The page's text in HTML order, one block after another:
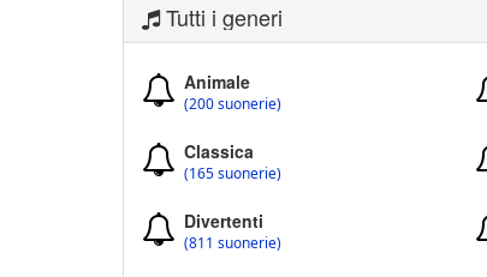
Tutti i generi
Animale
(200 suonerie)
Classica
(165 suonerie)
Divertenti
(811 suonerie)